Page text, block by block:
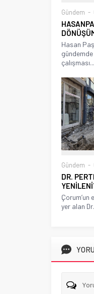
Gündem
Hasan
çalışması...
Gündem
DR.
Çorum’un
yer alan